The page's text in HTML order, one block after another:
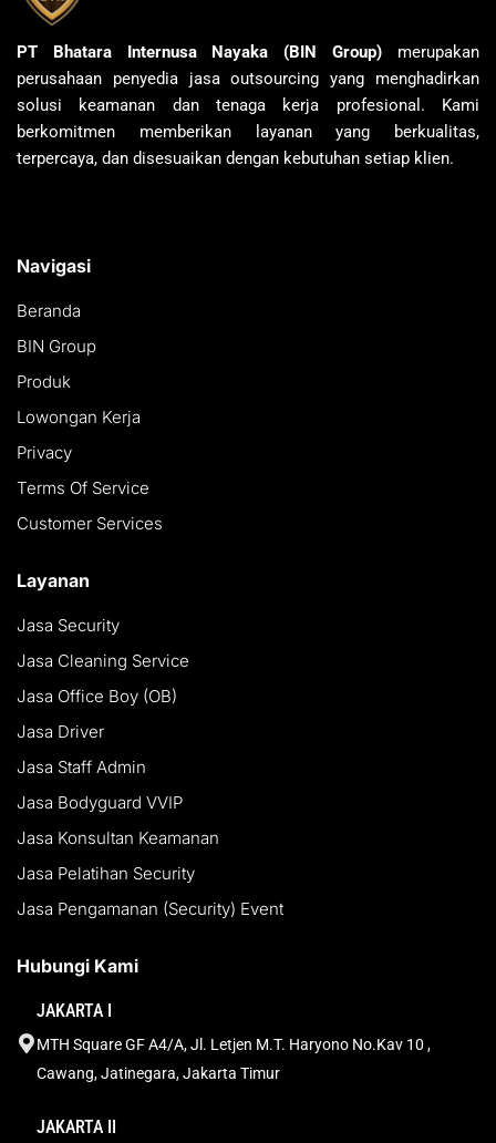
PT Bhatara Internusa Nayaka (BIN Group) merupakan
perusahaan penyedia jasa outsourcing yang menghadirkan
solusi keamanan dan tenaga kerja profesional. Kami
berkomitmen memberikan layanan yang berkualitas,
terpercaya, dan disesuaikan dengan kebutuhan setiap klien.
Navigasi
Beranda
BIN Group
Produk
Lowongan Kerja
Privacy
Terms Of Service
Customer Services
Layanan
Jasa Security
Jasa Cleaning Service
Jasa Office Boy (OB)
Jasa Driver
Jasa Staff Admin
Jasa Bodyguard VVIP
Jasa Konsultan Keamanan
Jasa Pelatihan Security
Jasa Pengamanan (Security) Event
Hubungi Kami
JAKARTA I
MTH Square GF A4/A, Jl. Letjen M.T. Haryono No.Kav 10 ,
Cawang, Jatinegara, Jakarta Timur
JAKARTA II